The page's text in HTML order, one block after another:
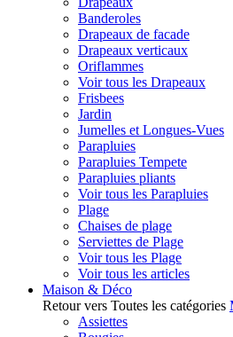
Banderoles
Drapeaux de facade
Drapeaux verticaux
Oriflammes
Voir tous les Drapeaux
Frisbees
Jardin
Jumelles et Longues-Vues
Parapluies
Parapluies Tempete
Parapluies pliants
Voir tous les Parapluies
Plage
Chaises de plage
Serviettes de Plage
Voir tous les Plage
Voir tous les articles
Maison & Déco
Retour vers Toutes les catégories
Assiettes